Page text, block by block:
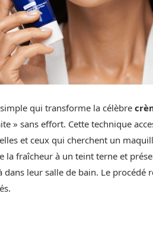
qui transforme la célèbre
» sans effort. Cette technique
et ceux qui cherchent un
fraîcheur à un teint terne et
leur salle de bain. Le